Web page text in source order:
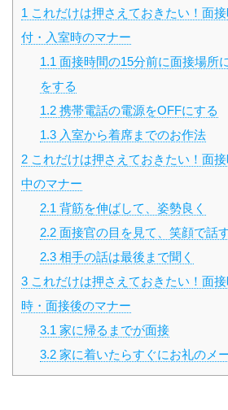
1 これだけは押さえておきたい！面
付・入室時のマナー
1.1 面接時間の15分前に面接場所
をする
1.2携帯電話の電源をOFFにする
1.3入室から着席までのお作法
2 これだけは押さえておきたい！面
中のマナー
2.1 背筋を伸ばして、姿勢良く
2.2面接官の目を見て、笑顔で話
2.3相手の話は最後まで聞く
3 これだけは押さえておきたい！面
時・面接後のマナー
3.1 家に帰るまでが面接
3.2家に着いたらすぐにお礼のメ